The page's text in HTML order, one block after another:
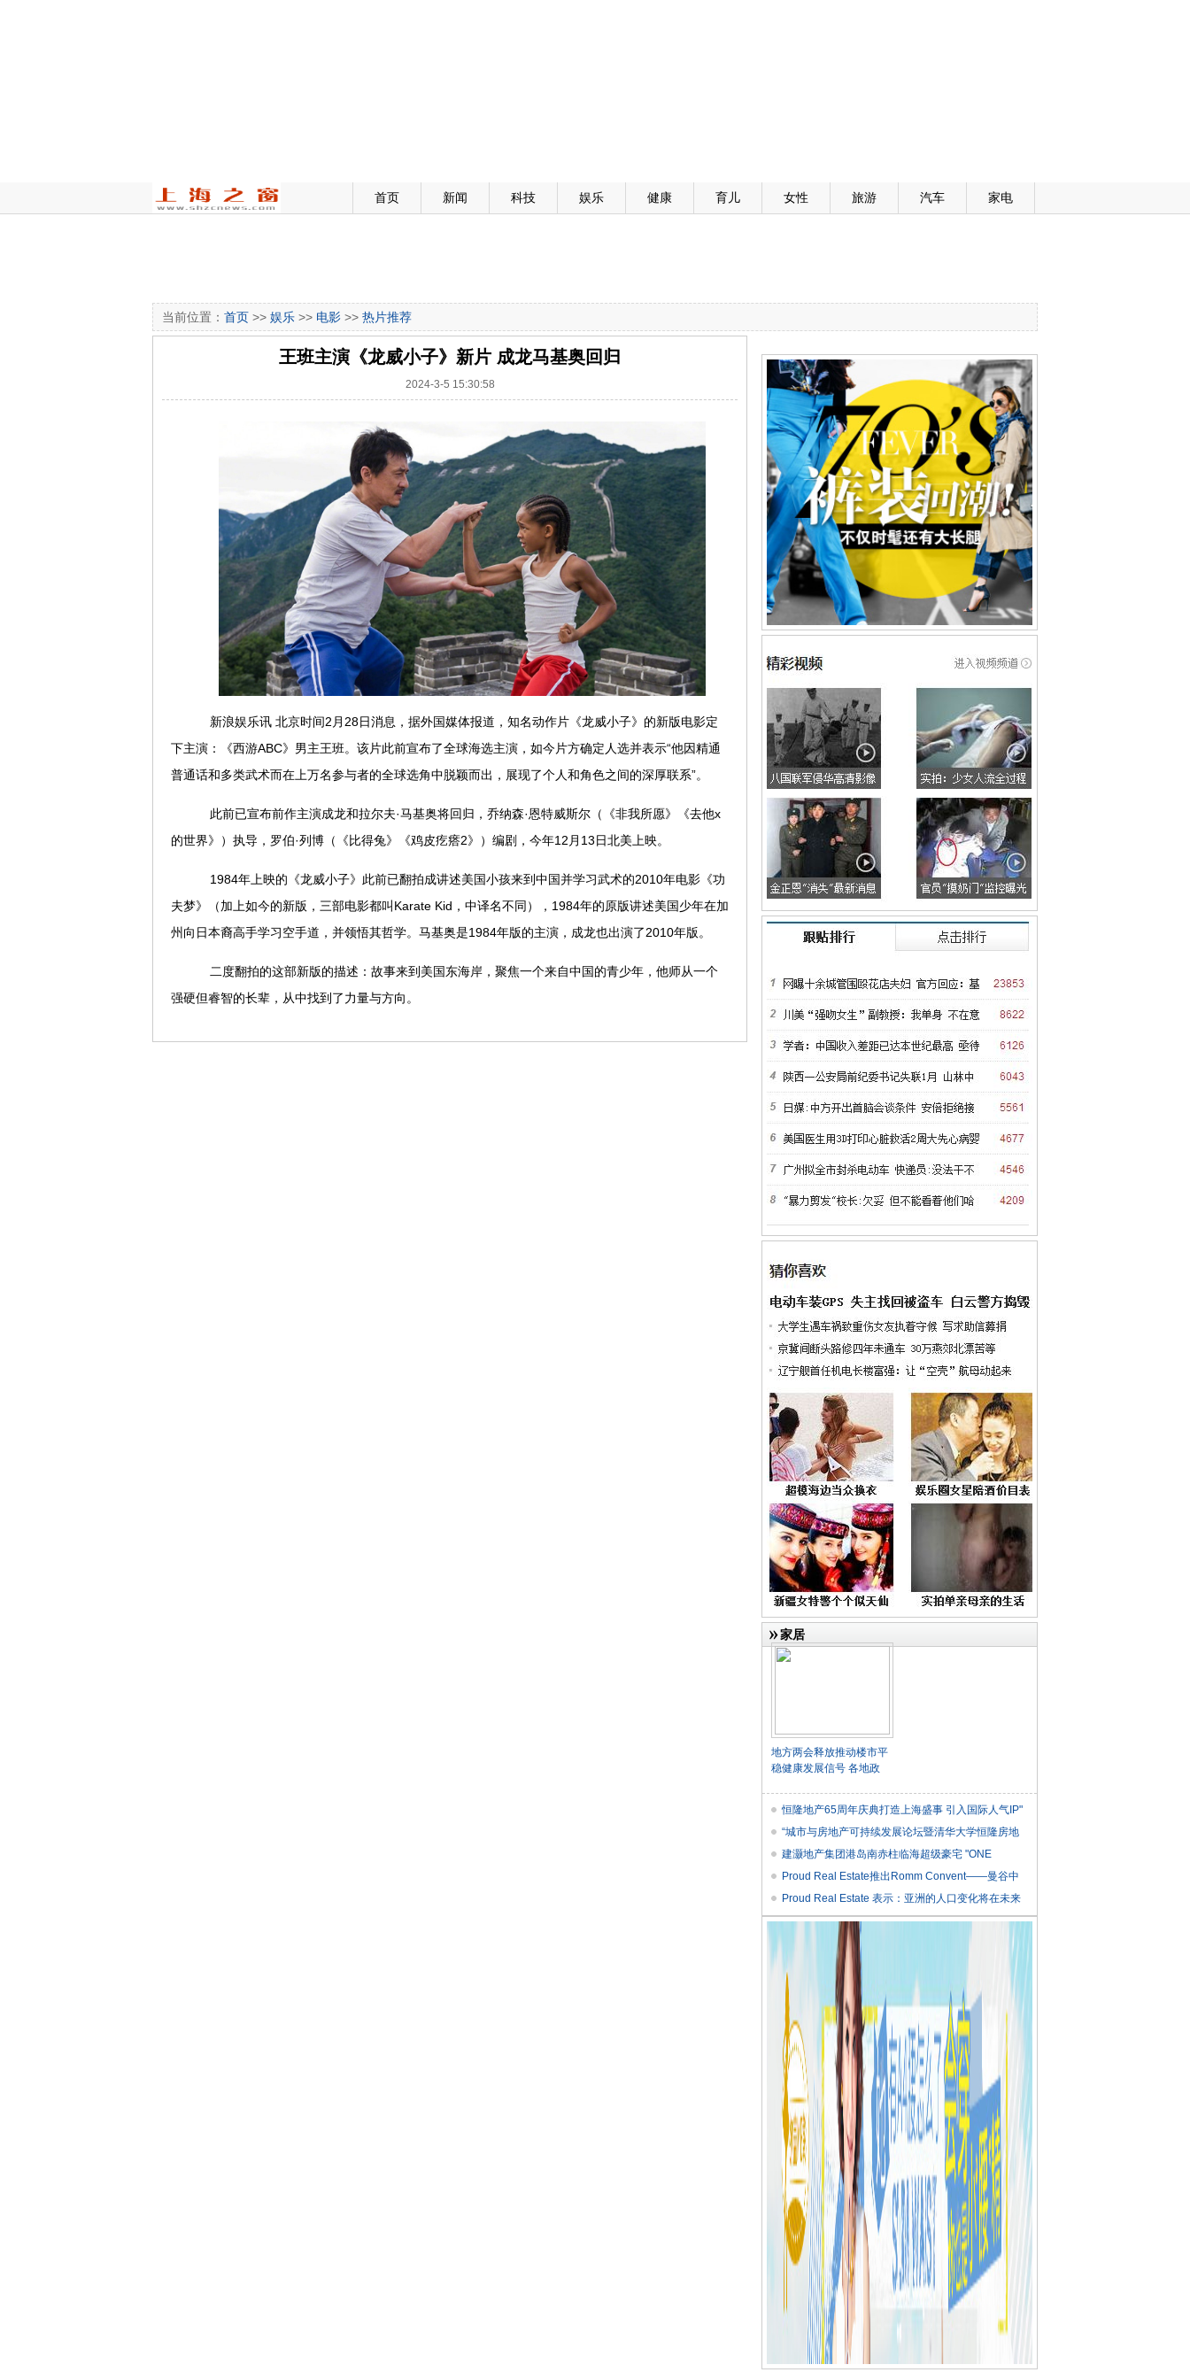
首页 新闻 科技 娱乐 健康 育儿 女性 旅游 汽车 家电
当前位置： 首页 >> 娱乐 >> 电影 >> 热片推荐
王班主演《龙威小子》新片 成龙马基奥回归
2024-3-5 15:30:58
新浪娱乐讯 北京时间2月28日消息，据外国媒体报道，知名动作片《龙威小子》的新版电影定
下主演：《西游ABC》男主王班。该片此前宣布了全球海选主演，如今片方确定人选并表示“他因精通
普通话和多类武术而在上万名参与者的全球选角中脱颖而出，展现了个人和角色之间的深厚联系”。
此前已宣布前作主演成龙和拉尔夫·马基奥将回归，乔纳森·恩特威斯尔（《非我所愿》《去他x
的世界》）执导，罗伯·列博（《比得兔》《鸡皮疙瘩2》）编剧，今年12月13日北美上映。
1984年上映的《龙威小子》此前已翻拍成讲述美国小孩来到中国并学习武术的2010年电影《功
夫梦》（加上如今的新版，三部电影都叫Karate Kid，中译名不同），1984年的原版讲述美国少年在加
州向日本裔高手学习空手道，并领悟其哲学。马基奥是1984年版的主演，成龙也出演了2010年版。
二度翻拍的这部新版的描述：故事来到美国东海岸，聚焦一个来自中国的青少年，他师从一个
强硬但睿智的长辈，从中找到了力量与方向。
家居
地方两会释放推动楼市平
稳健康发展信号 各地政
恒隆地产65周年庆典打造上海盛事 引入国际人气IP"
“城市与房地产可持续发展论坛暨清华大学恒隆房地
建灏地产集团港岛南赤柱临海超级豪宅 "ONE
STANLE
Proud Real Estate推出Romm Convent——曼谷中
央 Proud Real Estate 表示：亚洲的人口变化将在未来